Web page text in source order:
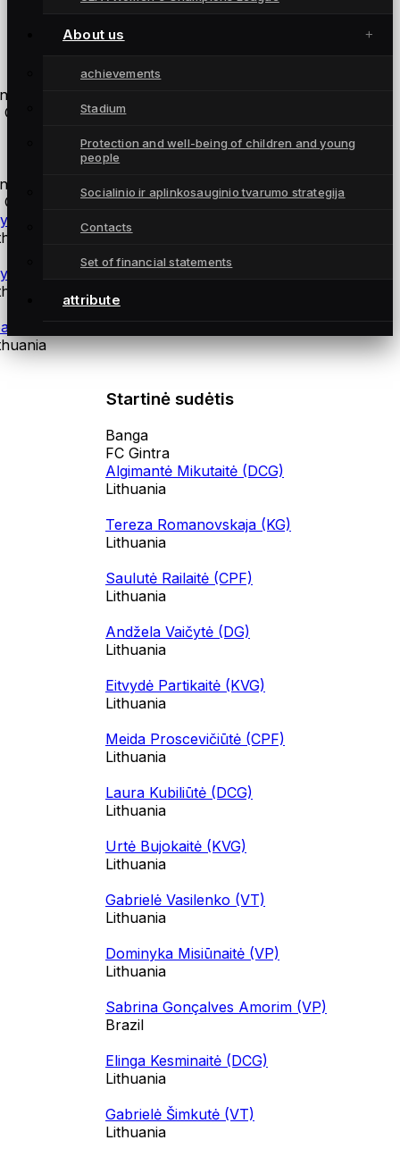
About us
achievements
Stadium
Protection and well-being of children and young
people
Socialinio ir aplinkosauginio tvarumo strategija
Contacts
Set of financial statements
attribute
coaches
training coach Andrius Daškus
Martynas Norvilas
coach Šarūnas Kazlauskas
Startinė sudėtis
Banga
FC Gintra
Algimantė Mikutaitė (DCG)
Lithuania
Tereza Romanovskaja (KG)
Lithuania
Saulutė Railaitė (CPF)
Lithuania
Andžela Vaičytė (DG)
Lithuania
Eitvydė Partikaitė (KVG)
Lithuania
Meida Proscevičiūtė (CPF)
Lithuania
Laura Kubiliūtė (DCG)
Lithuania
Urtė Bujokaitė (KVG)
Lithuania
Gabrielė Vasilenko (VT)
Lithuania
Dominyka Misiūnaitė (VP)
Lithuania
Sabrina Gonçalves Amorim (VP)
Brazil
Elinga Kesminaitė (DCG)
Lithuania
Gabrielė Šimkutė (VT)
Lithuania